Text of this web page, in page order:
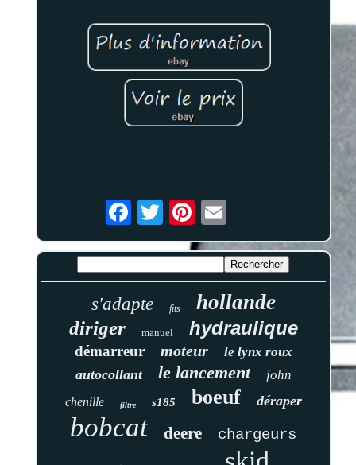
s'adapte fits hollande
diriger manuel hydraulique
démarreur moteur le lynx roux
autocollant le lancement john
chenille filtre s185 boeuf déraper
bobcat deere chargeurs